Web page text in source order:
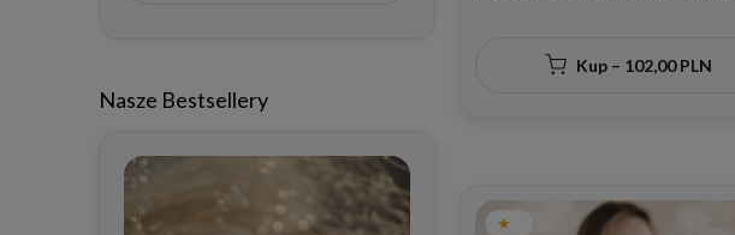
Nasze Bestsellery
rodziców na Dzień Matki i Ojca
Kup – 102,00 PLN